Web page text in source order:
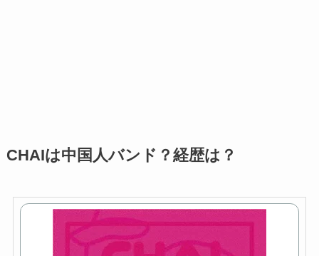
CHAIは中国人バンド？経歴は？